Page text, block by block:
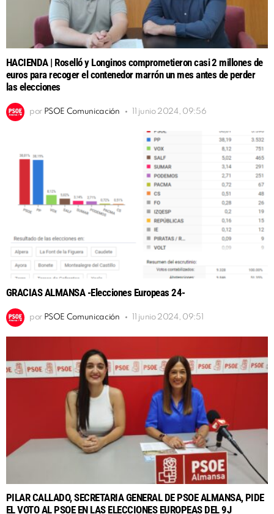
HACIENDA | Roselló y Longinos comprometieron casi 2 millones de
euros para recoger el contenedor marrón un mes antes de perder
las elecciones
por PSOE Comunicación 11 junio 2024, 09:56
GRACIAS ALMANSA -Elecciones Europeas 24-
por PSOE Comunicación 11 junio 2024, 09:51
PILAR CALLADO, SECRETARIA GENERAL DE PSOE ALMANSA, PIDE
EL VOTO AL PSOE EN LAS ELECCIONES EUROPEAS DEL 9J